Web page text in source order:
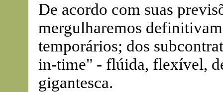
De acordo com suas
mergulharemos
temporários; dos
in-time" - flúida, flexível,
gigantesca.